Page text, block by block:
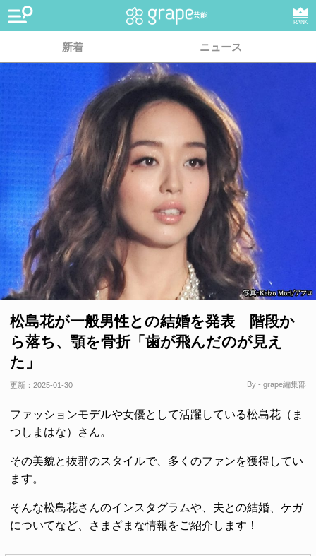
芸能
RANK
新着 ニュース
松島花が一般男性との結婚を発表 階段か
ら落ち、顎を骨折「歯が飛んだのが見え
た」
更新： 2025-01-30 By - grape編集部
ファッションモデルや女優として活躍している松島花（ま
つしまはな）さん。
その美貌と抜群のスタイルで、多くのファンを獲得してい
ます。
そんな松島花さんのインスタグラムや、夫との結婚、ケガ
についてなど、さまざまな情報をご紹介します！